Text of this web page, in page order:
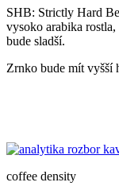
SHB: Strictly Hard
vysoko arabika
bude sladší.
Zrnko bude mít vyšší
coffee density